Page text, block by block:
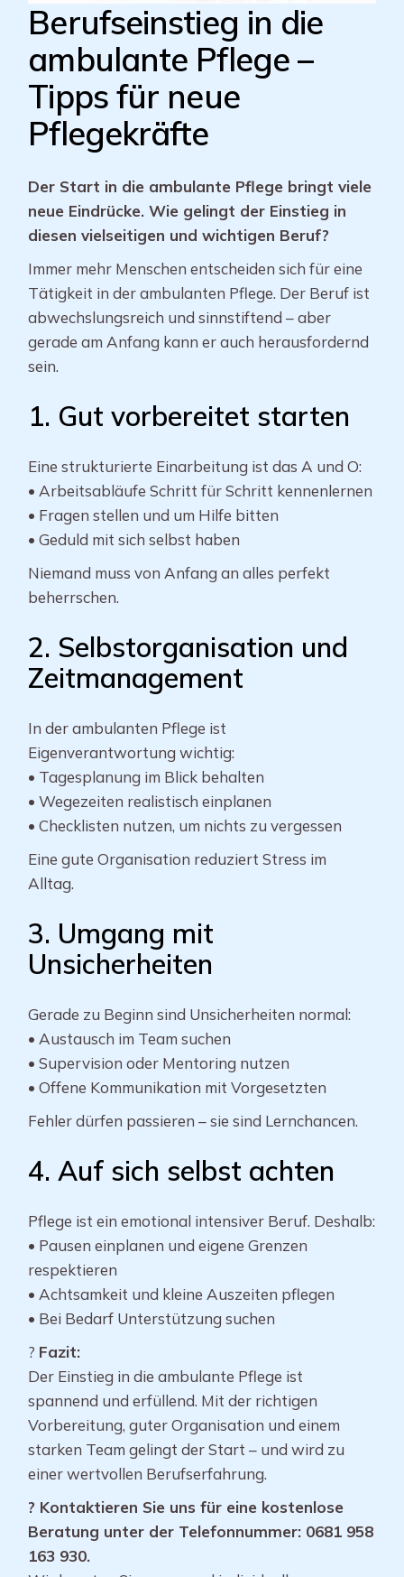
Berufseinstieg in die
ambulante Pflege –
Tipps für neue
Pflegekräfte
Der Start in die ambulante Pflege bringt viele
neue Eindrücke. Wie gelingt der Einstieg in
diesen vielseitigen und wichtigen Beruf?
Immer mehr Menschen entscheiden sich für eine
Tätigkeit in der ambulanten Pflege. Der Beruf ist
abwechslungsreich und sinnstiftend – aber
gerade am Anfang kann er auch herausfordernd
sein.
1. Gut vorbereitet starten
Eine strukturierte Einarbeitung ist das A und O:
• Arbeitsabläufe Schritt für Schritt kennenlernen
• Fragen stellen und um Hilfe bitten
• Geduld mit sich selbst haben
Niemand muss von Anfang an alles perfekt
beherrschen.
2. Selbstorganisation und
Zeitmanagement
In der ambulanten Pflege ist
Eigenverantwortung wichtig:
• Tagesplanung im Blick behalten
• Wegezeiten realistisch einplanen
• Checklisten nutzen, um nichts zu vergessen
Eine gute Organisation reduziert Stress im
Alltag.
3. Umgang mit
Unsicherheiten
Gerade zu Beginn sind Unsicherheiten normal:
• Austausch im Team suchen
• Supervision oder Mentoring nutzen
• Offene Kommunikation mit Vorgesetzten
Fehler dürfen passieren – sie sind Lernchancen.
4. Auf sich selbst achten
Pflege ist ein emotional intensiver Beruf. Deshalb:
• Pausen einplanen und eigene Grenzen
respektieren
• Achtsamkeit und kleine Auszeiten pflegen
• Bei Bedarf Unterstützung suchen
? Fazit:
Der Einstieg in die ambulante Pflege ist
spannend und erfüllend. Mit der richtigen
Vorbereitung, guter Organisation und einem
starken Team gelingt der Start – und wird zu
einer wertvollen Berufserfahrung.
? Kontaktieren Sie uns für eine kostenlose
Beratung unter der Telefonnummer: 0681 958
163 930.